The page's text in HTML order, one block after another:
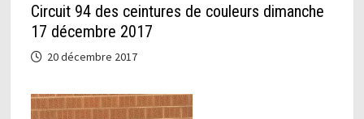
Circuit 94 des ceintures de couleurs dimanche
17 décembre 2017
20 décembre 2017